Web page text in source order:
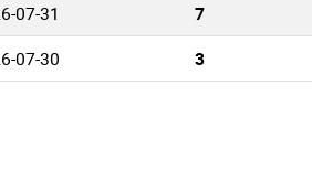
07-31 7
07-30 3